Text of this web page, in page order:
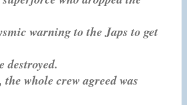
warning to the Japs to get
destroyed.
whole crew agreed was